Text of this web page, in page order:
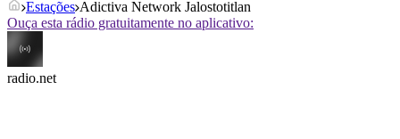
Estações Adictiva Network Jalostotitlan
Ouça esta rádio gratuitamente no aplicativo:
radio.net